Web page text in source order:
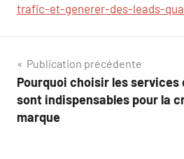
trafic-et-generer-des-leads-
Navigation
de
l’article
Publication précédente
Pourquoi choisir les services
sont indispensables pour la
marque